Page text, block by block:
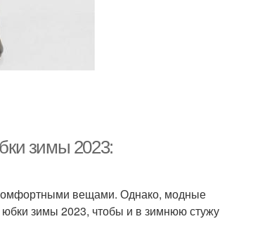
зимы 2023:
вещами. Однако, модные
юбки зимы 2023, чтобы и в зимнюю стужу